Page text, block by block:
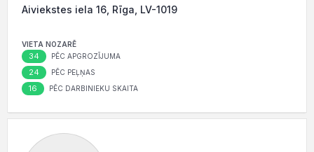
Aiviekstes iela 16, Rīga, LV-1019
VIETA NOZARĒ
34 PĒC APGROZĪJUMA
24 PĒC PEĻŅAS
16 PĒC DARBINIEKU SKAITA